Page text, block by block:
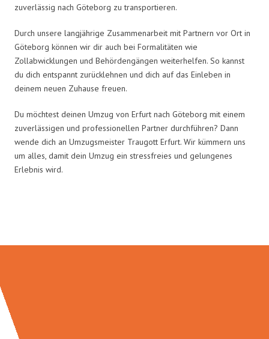
zuverlässig nach Göteborg zu transportieren.
Durch unsere langjährige Zusammenarbeit mit Partnern vor Ort in
Göteborg können wir dir auch bei Formalitäten wie
Zollabwicklungen und Behördengängen weiterhelfen. So kannst
du dich entspannt zurücklehnen und dich auf das Einleben in
deinem neuen Zuhause freuen.
Du möchtest deinen Umzug von Erfurt nach Göteborg mit einem
zuverlässigen und professionellen Partner durchführen? Dann
wende dich an Umzugsmeister Traugott Erfurt. Wir kümmern uns
um alles, damit dein Umzug ein stressfreies und gelungenes
Erlebnis wird.